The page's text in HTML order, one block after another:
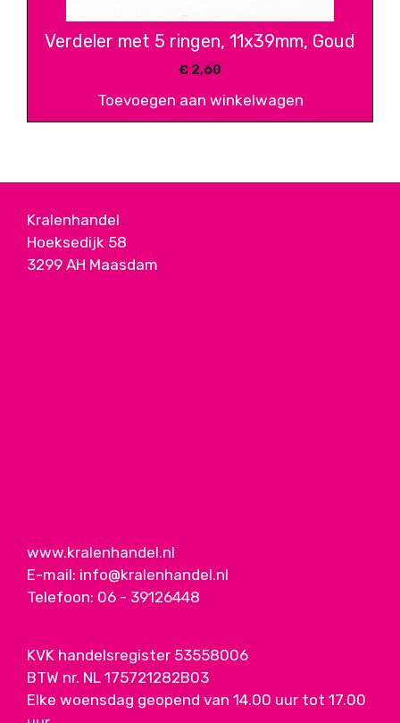
Verdeler met 5 ringen, 11x39mm, Goud
€ 2,60
Toevoegen aan winkelwagen
Kralenhandel
Hoeksedijk 58
3299 AH Maasdam
www.kralenhandel.nl
E-mail: info@kralenhandel.nl
Telefoon: 06 - 39126448
KVK handelsregister 53558006
BTW nr. NL 175721282B03
Elke woensdag geopend van 14.00 uur tot 17.00